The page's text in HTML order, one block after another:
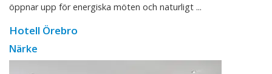
öppnar upp för energiska möten och naturligt ...
Hotell Örebro
Närke